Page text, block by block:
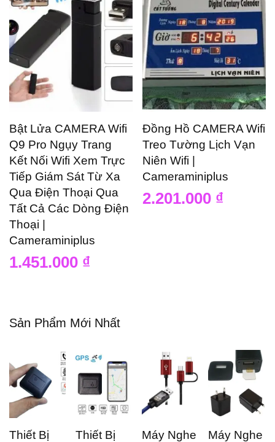
Bật Lửa CAMERA Wifi
Q9 Pro Ngụy Trang
Kết Nối Wifi Xem Trực
Tiếp Giám Sát Từ Xa
Qua Điện Thoại Qua
Tất Cả Các Dòng Điện
Thoại |
Cameraminiplus
1.451.000 ₫
Đồng Hồ CAMERA Wifi
Treo Tường Lịch Vạn
Niên Wifi |
Cameraminiplus
2.201.000 ₫
Sản Phẩm Mới Nhất
Thiết Bị
Thiết Bị
Máy Nghe
Máy Nghe